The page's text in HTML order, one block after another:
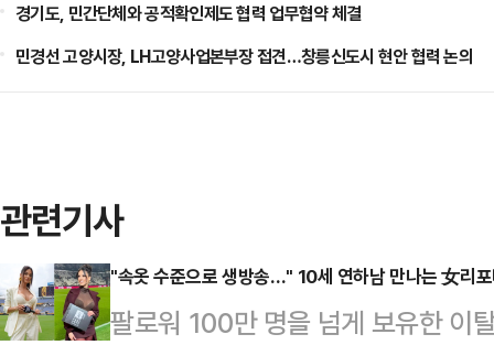
경기도, 민간단체와 공적확인제도 협력 업무협약 체결
민경선 고양시장, LH고양사업본부장 접견…창릉신도시 현안 협력 논의
관련기사
"속옷 수준으로 생방송…" 10세 연하남 만나는 女리
팔로워 100만 명을 넘게 보유한 이